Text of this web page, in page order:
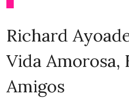
Richard
Vida Amorosa,
Amigos